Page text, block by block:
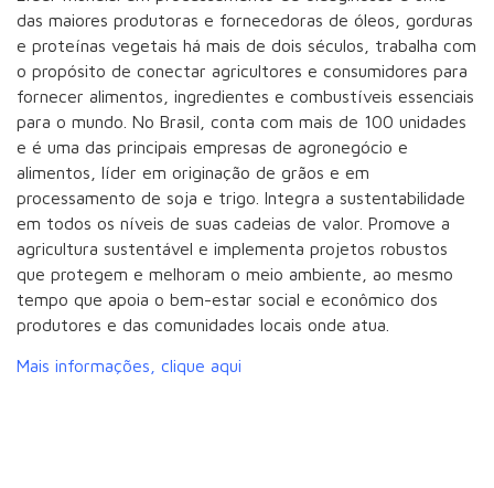
das maiores produtoras e fornecedoras de óleos, gorduras
e proteínas vegetais há mais de dois séculos, trabalha com
o propósito de conectar agricultores e consumidores para
fornecer alimentos, ingredientes e combustíveis essenciais
para o mundo. No Brasil, conta com mais de 100 unidades
e é uma das principais empresas de agronegócio e
alimentos, líder em originação de grãos e em
processamento de soja e trigo. Integra a sustentabilidade
em todos os níveis de suas cadeias de valor. Promove a
agricultura sustentável e implementa projetos robustos
que protegem e melhoram o meio ambiente, ao mesmo
tempo que apoia o bem-estar social e econômico dos
produtores e das comunidades locais onde atua.
Mais informações, clique aqui